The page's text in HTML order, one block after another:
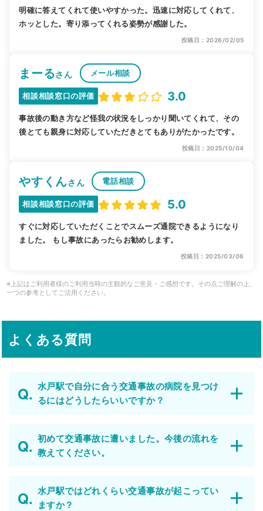
明確に答えてくれて使いやすかった。迅速に対応してくれて、
ホッとした。寄り添ってくれる姿勢が感謝した。
投稿日：2026/02/05
まーるさん メール相談
相談相談窓口の評価 3.0
事故後の動き方など怪我の状況をしっかり聞いてくれて、その
後とても親身に対応していただきとてもありがたかったです。
投稿日：2025/10/04
やすくんさん 電話相談
相談相談窓口の評価 5.0
すぐに対応していただくことでスムーズ通院できるようになり
ました。 もし事故にあったらお勧めします。
投稿日：2025/03/06
※上記はご利用者様のご利用当時の主観的なご意見・ご感想です。その点ご理解の上、
一つの参考としてご活用ください。
よくある質問
水戸駅で自分に合う交通事故の病院を見つけ
るにはどうしたらいいですか？
初めて交通事故に遭いました。今後の流れを
教えてください。
水戸駅ではどれくらい交通事故が起こってい
ますか？